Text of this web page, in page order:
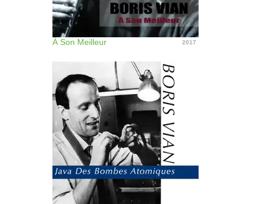
À Son Meilleur 2017